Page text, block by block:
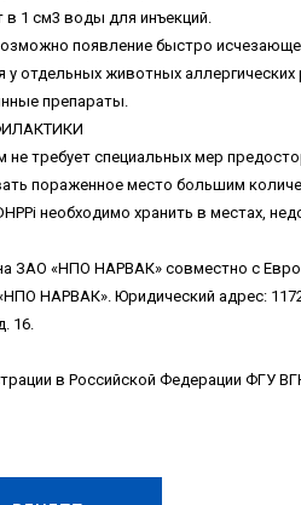
1 см3 воды для инъекций.
появление быстро
у отдельных животных
препараты.
не требует специальных мер
пораженное место большим
необходимо хранить в местах,
ЗАО «НПО НАРВАК» совместно с
НАРВАК». Юридический адрес:
16.
в Российской Федерации ФГУ